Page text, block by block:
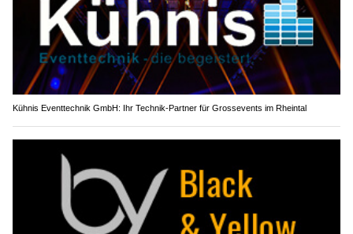
Kühnis Eventtechnik GmbH: Ihr Technik-Partner für Grossevents im Rheintal